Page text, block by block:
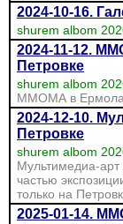
2024-10-16.
shurem albom
2024-11-12.
Петровке
shurem albom
ММОМА в
2024-12-10.
Петровке
shurem albom
Мультимедиа-
частью
только на
2025-01-14.